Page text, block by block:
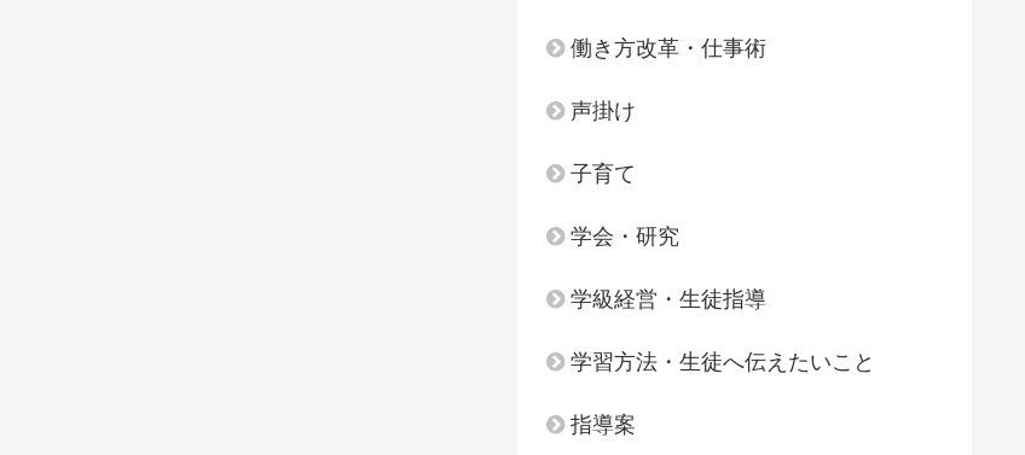
働き方改革・仕事術
声掛け
子育て
学会・研究
学級経営・生徒指導
学習方法・生徒へ伝えたいこと
指導案